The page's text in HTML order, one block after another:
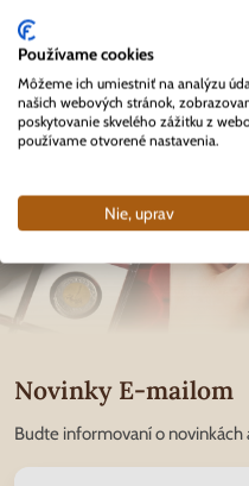
Novinky E-mailom
Budte informovaní o novinkách
Používame cookies
Môžeme ich umiestniť na analýzu
našich webových stránok,
poskytovanie skvelého zážitku z
používame otvorené nastavenia.
Nie, uprav